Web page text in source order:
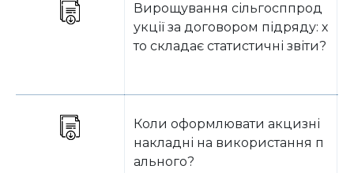
Вирощування сільгосппрод
укції за договором підряду: х
то складає статистичні звіти?
Коли оформлювати акцизні
накладні на використання п
ального?